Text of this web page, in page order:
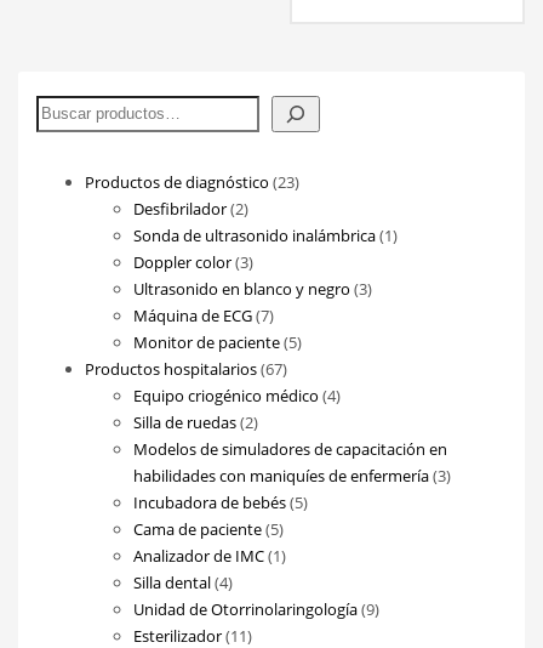
Buscar
Productos de diagnóstico 2323
Desfibrilador 22
productos
Sonda de ultrasonido inalámbrica 11
Doppler color 33
productos
Ultrasonido en blanco y negro 33
Máquina de ECG 77
productos
Monitor de paciente 55
Productos hospitalarios 6767
productos
Equipo criogénico médico 44
Silla de ruedas 22
productos
Modelos de simuladores de capacitación en
habilidades con maniquíes de enfermería 33
Incubadora de bebés 55
Cama de paciente 55
productos
Analizador de IMC 11
Silla dental 44
productos
Unidad de Otorrinolaringología 99
Esterilizador 1111